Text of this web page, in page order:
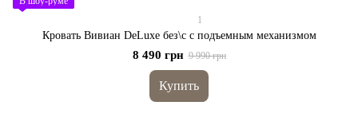
1
Кровать Вивиан DeLuxe без\с с подъемным механизмом
8 490 грн 9 990 грн
Купить